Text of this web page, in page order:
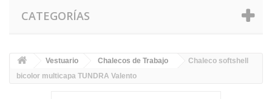
CATEGORÍAS
Vestuario Chalecos de Trabajo
Chaleco softshell
bicolor multicapa TUNDRA Valento